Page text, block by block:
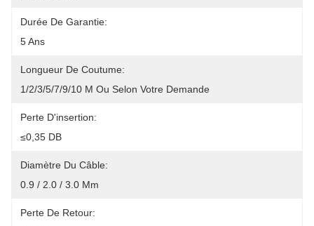
Durée De Garantie:
5 Ans
Longueur De Coutume:
1/2/3/5/7/9/10 M Ou Selon Votre Demande
Perte D'insertion:
≤0,35 DB
Diamètre Du Câble:
0.9 / 2.0 / 3.0 Mm
Perte De Retour: